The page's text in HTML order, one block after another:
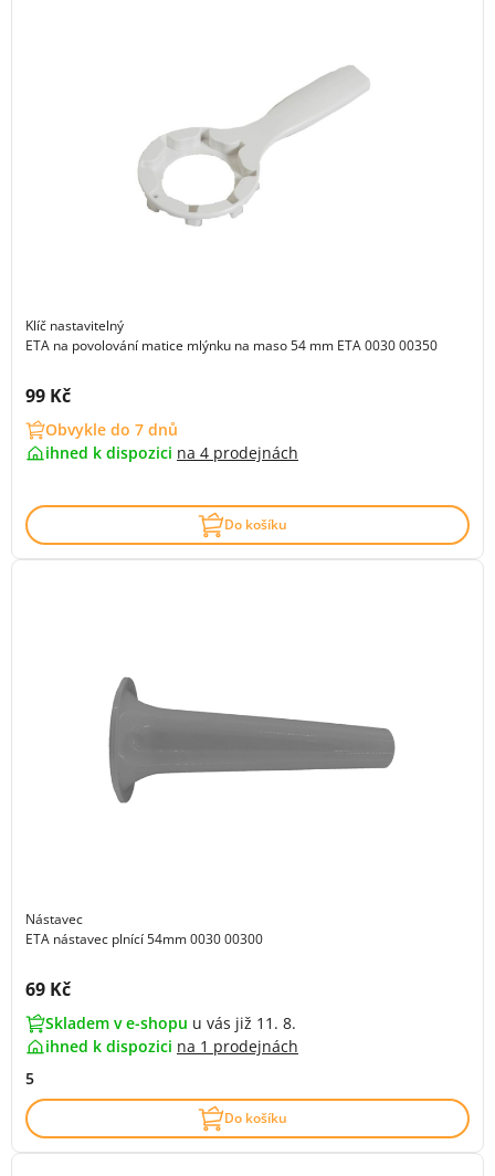
Klíč nastavitelný
ETA na povolování matice mlýnku na maso 54 mm ETA 0030 00350
Cena s DPH:
99 Kč
Obvykle do 7 dnů
ihned k dispozici na 4 prodejnách
Do košíku
Nástavec
ETA nástavec plnící 54mm 0030 00300
Cena s DPH:
69 Kč
Skladem v e-shopu u vás již 11. 8.
ihned k dispozici na 1 prodejnách
5
Do košíku